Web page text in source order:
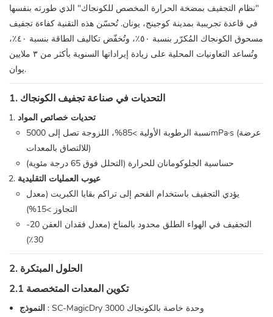
"نظام التجفيف بمضخة الحرارة المخصص للكونجاك" الذي طورته بنفسها
في قاعدة تجريبية بمدينة كوجينج، يونان. تُحسّن هذه التقنية كفاءة تجفيف
مسحوق الكونجاك المُكرّر بنسبة ٥٠٪، وتُخفّض تكاليف الطاقة بنسبة ٤٠٪،
وتُساعد التعاونيات المحلية على زيادة إيراداتها السنوية بأكثر من ٣ ملايين
يوان.
1. التحديات في صناعة تجفيف الكونجاك
تحديات خصائص المواد
نسبة الرطوبة الأولية >85%، اللزوجة تصل إلى 5000mPa·s (عرضة
للالتصاق بالمعدات)
حساسية الجلوكومانان للحرارة (التحلل فوق 65 درجة مئوية)
عيوب العمليات التقليدية
يؤدي التجفيف باستخدام الفحم إلى تراكم بقايا الكبريت (معدل
التجاوز >15%)
التجفيف في الهواء الطلق محدود بالمناخ (معدل فقدان العفن 20-
30٪)
2. الحلول المبتكرة
2.1 تكوين المعدات المتخصصة
النموذج
: SC-MagicDry 3000 وحدة خاصة بالكونجاك